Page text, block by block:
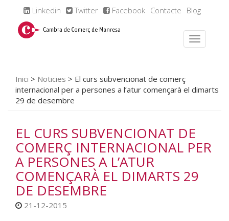
Linkedin Twitter Facebook Contacte Blog
Inici > Noticies > El curs subvencionat de comerç
internacional per a persones a l’atur començarà el dimarts
29 de desembre
EL CURS SUBVENCIONAT DE
COMERÇ INTERNACIONAL PER
A PERSONES A L’ATUR
COMENÇARÀ EL DIMARTS 29
DE DESEMBRE
21-12-2015